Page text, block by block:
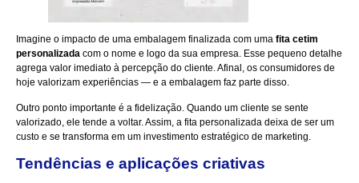
Imagine o impacto de uma embalagem finalizada com uma fita cetim
personalizada com o nome e logo da sua empresa. Esse pequeno detalhe
agrega valor imediato à percepção do cliente. Afinal, os consumidores de
hoje valorizam experiências — e a embalagem faz parte disso.
Outro ponto importante é a fidelização. Quando um cliente se sente
valorizado, ele tende a voltar. Assim, a fita personalizada deixa de ser um
custo e se transforma em um investimento estratégico de marketing.
Tendências e aplicações criativas